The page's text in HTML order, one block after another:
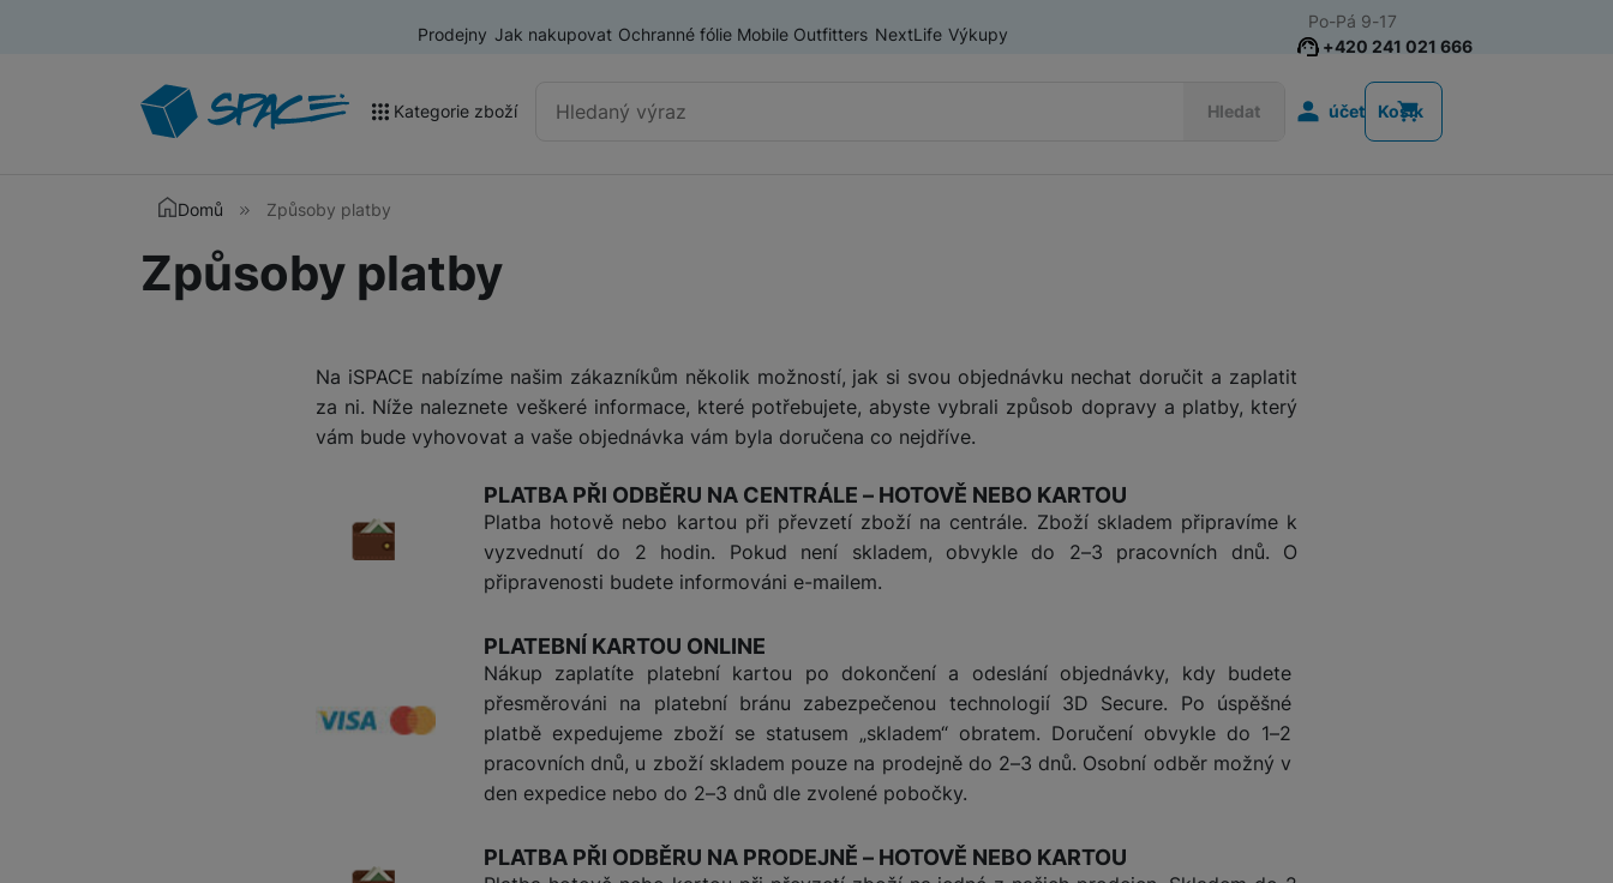
Prodejny Jak nakupovat Ochranné fólie Mobile Outfitters NextLife Výkupy
Vyhledávání Hledat
Kategorie zboží
Akce a výprodej
Televize
Audio
Domácí spotřebiče
Smart
Ventilátory
Příslušenství Audio
Ventilátory
Počítače a notebooky
Mobilní telefony
Mobilní telefony
Nositelná elektronika
Domácí spotřebiče
Dárkové poukázky iSpace
+420 241 021 666
Po-Pá 9-17
Uživatelská
účet Košík
Domů Způsoby platby
Způsoby platby
Na iSPACE nabízíme našim zákazníkům několik možností, jak si svou objednávku nechat doručit a zaplatit
za ni. Níže naleznete veškeré informace, které potřebujete, abyste vybrali způsob dopravy a platby, který
vám bude vyhovovat a vaše objednávka vám byla doručena co nejdříve.
PLATBA PŘI ODBĚRU NA CENTRÁLE – HOTOVĚ NEBO KARTOU
Platba hotově nebo kartou při převzetí zboží na centrále. Zboží skladem připravíme k
vyzvednutí do 2 hodin. Pokud není skladem, obvykle do 2–3 pracovních dnů. O
připravenosti budete informováni e-mailem.
PLATEBNÍ KARTOU ONLINE
Nákup zaplatíte platební kartou po dokončení a odeslání objednávky, kdy budete
přesměrováni na platební bránu zabezpečenou technologií 3D Secure. Po úspěšné
platbě expedujeme zboží se statusem „skladem“ obratem. Doručení obvykle do 1–2
pracovních dnů, u zboží skladem pouze na prodejně do 2–3 dnů. Osobní odběr možný v
den expedice nebo do 2–3 dnů dle zvolené pobočky.
PLATBA PŘI ODBĚRU NA PRODEJNĚ – HOTOVĚ NEBO KARTOU